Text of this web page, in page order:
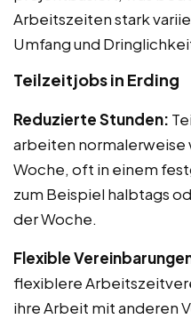
Arbeitszeiten stark
Umfang und
Teilzeitjobs in Erding
Reduzierte Stunden:
arbeiten normalerweise
Woche, oft in einem
zum Beispiel halbtags
der Woche.
Flexible
flexiblere
ihre Arbeit mit anderen